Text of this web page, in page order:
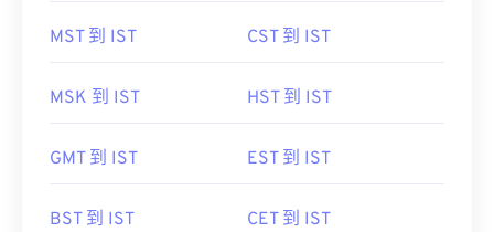
MST 到 IST CST 到 IST
MSK 到 IST HST 到 IST
GMT 到 IST EST 到 IST
BST 到 IST CET 到 IST